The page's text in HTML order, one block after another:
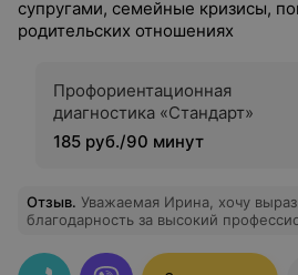
супругами, семейные кризисы,
родительских отношениях
Профориентационная
диагностика «Стандарт»
185 руб./90 минут
Отзыв. Уважаемая Ирина, хочу
благодарность за высокий
уверенность в сегодняшнем и завтрашнем дне, учите